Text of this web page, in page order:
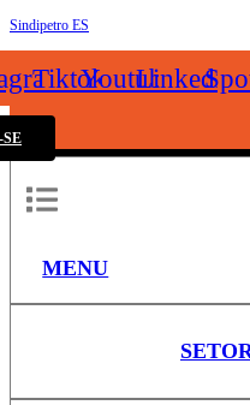
Sindipetro ES
TiktokYoutubeLinkedin
MENU